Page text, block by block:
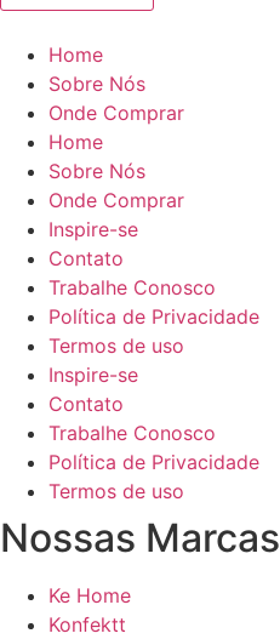
Home
Sobre Nós
Onde Comprar
Home
Sobre Nós
Onde Comprar
Inspire-se
Contato
Trabalhe Conosco
Política de Privacidade
Termos de uso
Inspire-se
Contato
Trabalhe Conosco
Política de Privacidade
Termos de uso
Nossas Marcas
Ke Home
Konfektt